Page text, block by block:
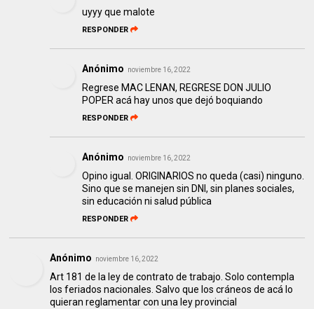
uyyy que malote
RESPONDER
Anónimo noviembre 16, 2022
Regrese MAC LENAN, REGRESE DON JULIO
POPER acá hay unos que dejó boquiando
RESPONDER
Anónimo noviembre 16, 2022
Opino igual. ORIGINARIOS no queda (casi) ninguno.
Sino que se manejen sin DNI, sin planes sociales,
sin educación ni salud pública
RESPONDER
Anónimo noviembre 16, 2022
Art 181 de la ley de contrato de trabajo. Solo contempla
los feriados nacionales. Salvo que los cráneos de acá lo
quieran reglamentar con una ley provincial